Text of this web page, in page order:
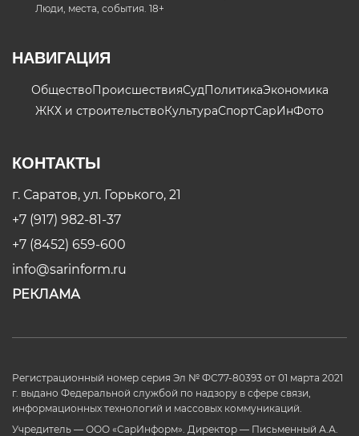
Люди, места, события. 18+
НАВИГАЦИЯ
ОбществоПроисшествияСудПолитикаЭкономика
ЖКХ и строительствоКультураСпортСарИнФото
КОНТАКТЫ
г. Саратов, ул. Горького, 21
+7 (917) 982-81-37
+7 (8452) 659-600
info@sarinform.ru
РЕКЛАМА
Регистрационный номер серия Эл № ФС77-80393 от 01 марта 2021
г. выдано Федеральной службой по надзору в сфере связи,
информационных технологий и массовых коммуникаций.
Учредитель — ООО «СарИнформ». Директор — Письменный А.А.